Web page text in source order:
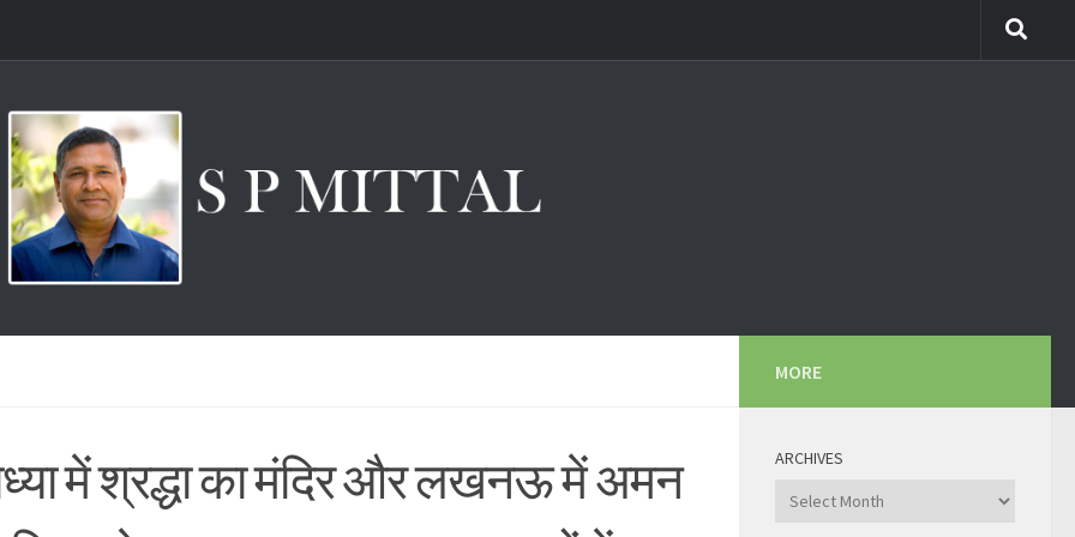
में श्रद्धा का मंदिर और लखनऊ में अमन
MORE
ARCHIVES
Archives